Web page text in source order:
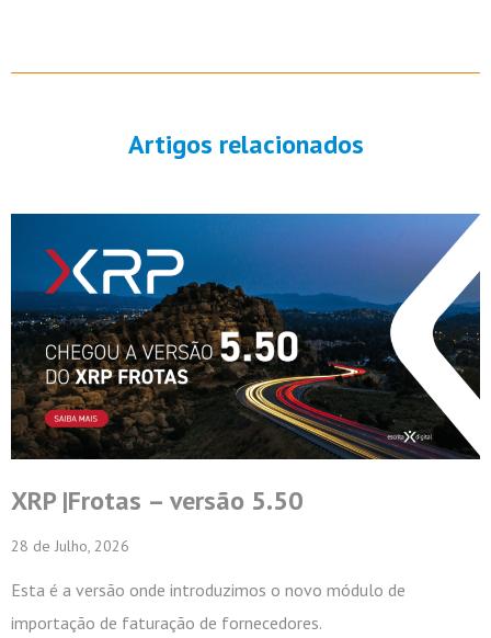
Artigos relacionados
Estatuto Inovadora COTEC 2026
22 de Junho, 2026
A Escrita Digital alcançou o Estatuto Inovadora COTEC
Esta conquista representa um marco importante no